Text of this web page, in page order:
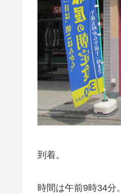
到着。
時間は午前9時34分。